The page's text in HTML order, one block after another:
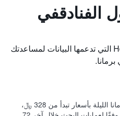
الفنادقفي
استخدم نصائح HotelsCombined التي تدعمها البيانات لمساعدتك
عثر المستخدمون على فنادق في برمانا الليلة بأسعار تبدأ من 328 ﷼،